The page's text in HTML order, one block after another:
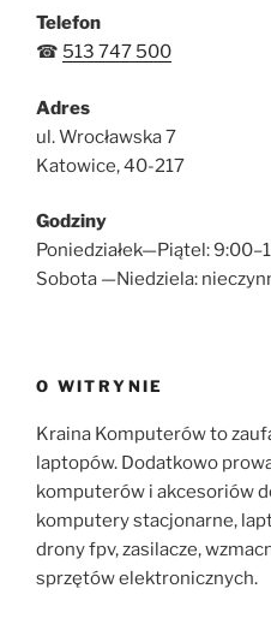
Telefon
☎ 513 747 500
Adres
ul. Wrocławska 7
Katowice, 40-217
Godziny
Poniedziałek—Piątel:
Sobota —Niedziela:
O WITRYNIE
Kraina Komputerów to
laptopów. Dodatkowo
komputerów i akcesoriów
komputery stacjonarne,
drony fpv, zasilacze,
sprzętów elektronicznych.